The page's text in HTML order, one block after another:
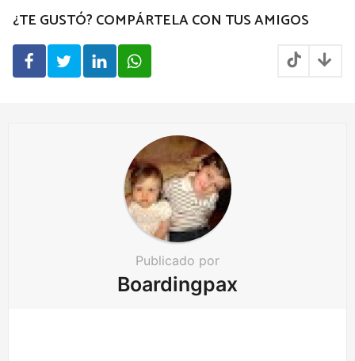
P
a
i
¿TE GUSTÓ? COMPÁRTELA CON TUS AMIGOS
Publicado por
Boardingpax